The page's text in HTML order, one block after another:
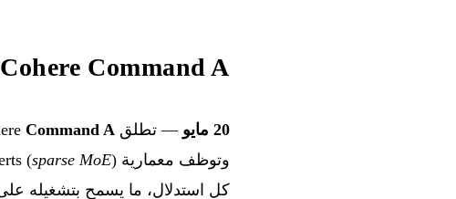
Cohere Command A+ — الرائد MoE مفتوح المصدر
20 مايو — تطلق Cohere Command A+
وتوظف معمارية mixture-of-experts ( sparse MoE